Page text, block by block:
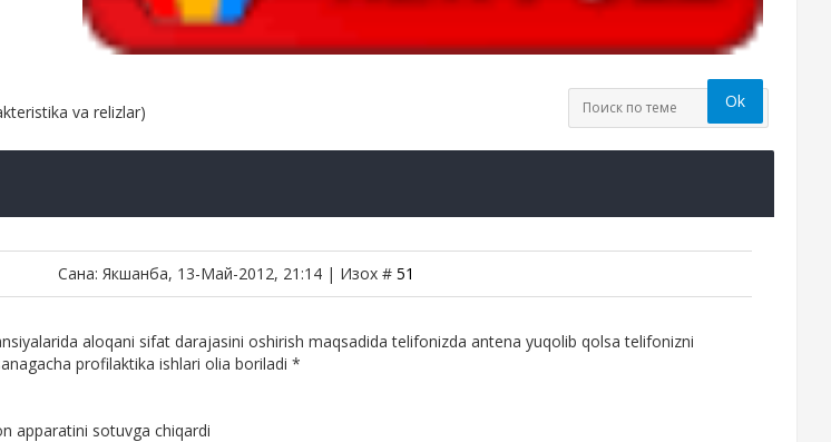
va relizlar)
Сана: Якшанба, 13-Май-2012, 21:14 | Изох # 51
aloqani sifat darajasini oshirish maqsadida telifonizda antena yuqolib qolsa telifonizni
profilaktika ishlari olia boriladi *
apparatini sotuvga chiqardi